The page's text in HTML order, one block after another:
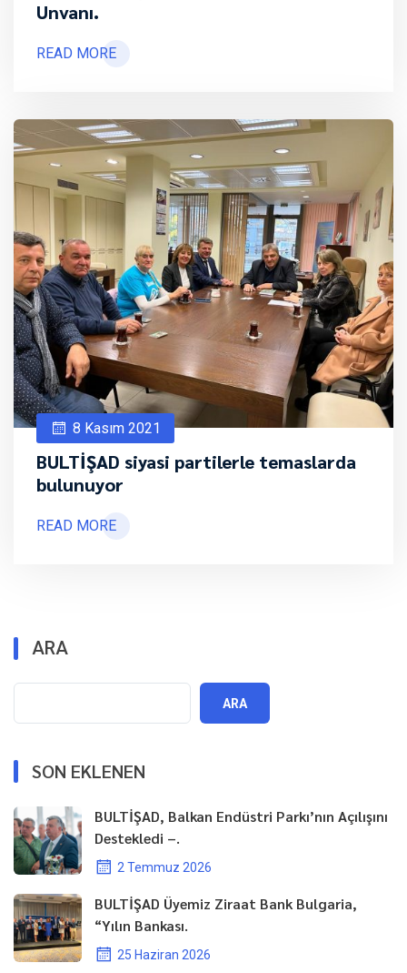
Unvanı.
READ MORE
8 Kasım 2021
BULTİŞAD siyasi partilerle temaslarda
bulunuyor
READ MORE
ARA
ARA
SON EKLENEN
BULTİŞAD, Balkan Endüstri Parkı’nın Açılışını
Destekledi –.
2 Temmuz 2026
BULTİŞAD Üyemiz Ziraat Bank Bulgaria,
“Yılın Bankası.
25 Haziran 2026